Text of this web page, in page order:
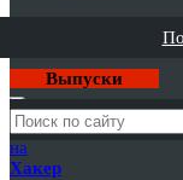
Выпуски
Годовая
подписка
на
Хакер